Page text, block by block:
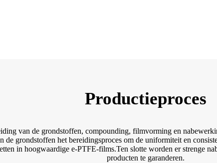
Productieproces
van de grondstoffen, compounding, filmvorming en
grondstoffen het bereidingsproces om de uniformiteit en
in hoogwaardige e-PTFE-films.Ten slotte worden er strenge
producten te garanderen.